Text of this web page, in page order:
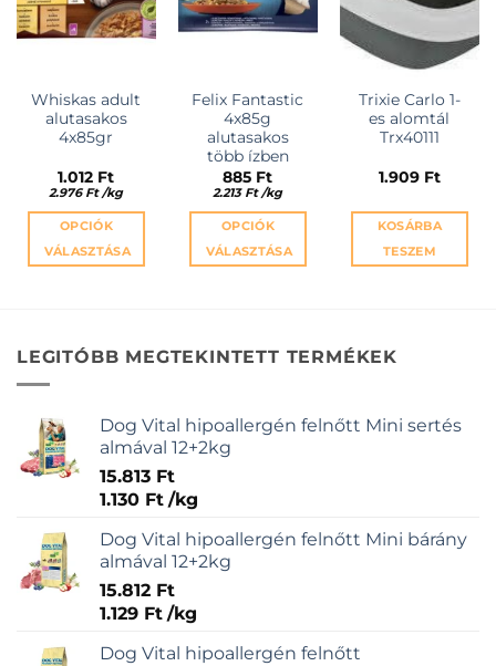
Whiskas adult
alutasakos
4x85gr
1.012 Ft
2.976 Ft /kg
OPCIÓK
VÁLASZTÁSA
több
változatok
termékoldalon
választhatók
Felix Fantastic
4x85g
alutasakos
több ízben
885 Ft
2.213 Ft /kg
OPCIÓK
VÁLASZTÁSA
több
változatok
ki
Trixie Carlo 1-
es alomtál
Trx40111
1.909 Ft
KOSÁRBA
TESZEM
LEGITÓBB MEGTEKINTETT TERMÉKEK
Dog Vital hipoallergén felnőtt Mini sertés
almával 12+2kg
15.813 Ft
1.130 Ft /kg
Dog Vital hipoallergén felnőtt Mini bárány
almával 12+2kg
15.812 Ft
1.129 Ft /kg
Dog Vital hipoallergén felnőtt